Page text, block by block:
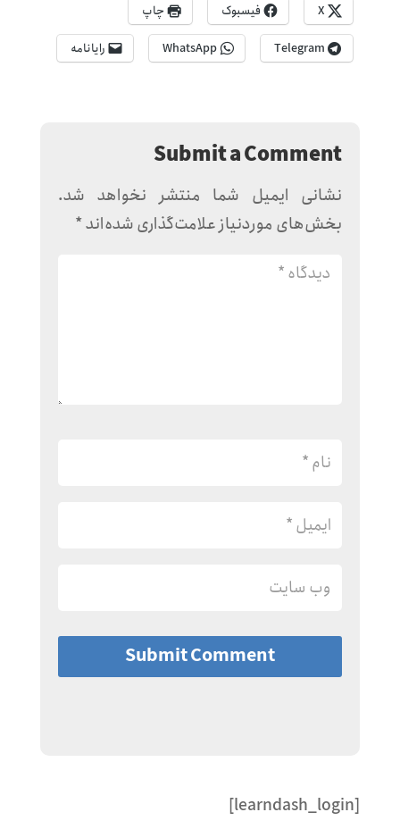
X فیسبوک
چاپ
Telegram
WhatsApp رایانامه
Submit a Comment
نشانی ایمیل شما منتشر نخواهد شد.
بخش‌های موردنیاز علامت‌گذاری شده‌اند*
Submit Comment
[learndash_login]